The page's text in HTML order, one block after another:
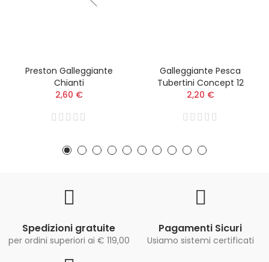
Preston Galleggiante
Chianti
2,60 €
Galleggiante Pesca
Tubertini Concept 12
2,20 €
Spedizioni gratuite
per ordini superiori ai € 119,00
Pagamenti Sicuri
Usiamo sistemi certificati